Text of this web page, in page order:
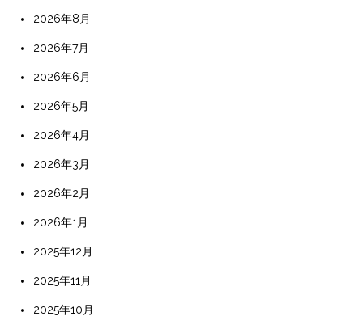
2026年8月
2026年7月
2026年6月
2026年5月
2026年4月
2026年3月
2026年2月
2026年1月
2025年12月
2025年11月
2025年10月